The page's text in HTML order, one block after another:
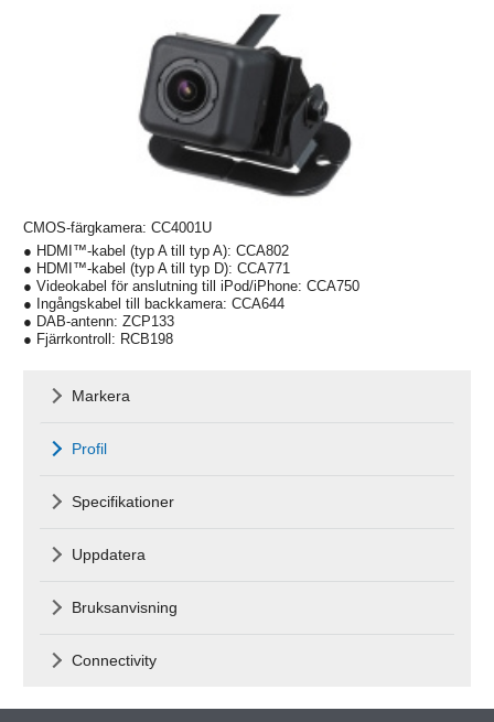
CMOS-färgkamera: CC4001U
● HDMI™-kabel (typ A till typ A): CCA802
● HDMI™-kabel (typ A till typ D): CCA771
● Videokabel för anslutning till iPod/iPhone: CCA750
● Ingångskabel till backkamera: CCA644
● DAB-antenn: ZCP133
● Fjärrkontroll: RCB198
Markera
Profil
Specifikationer
Uppdatera
Bruksanvisning
Connectivity